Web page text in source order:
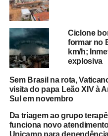
Ciclone
formar no
km/h;
explosiva
Sem Brasil na rota,
visita do papa Leão XIV à
Sul em novembro
Da triagem ao grupo
funciona novo
Unicamp para